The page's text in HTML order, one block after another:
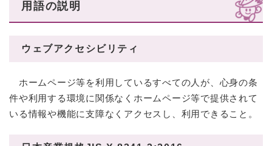
用語の説明
ウェブアクセシビリティ
ホームページ等を利用しているすべての人が、心身の条
件や利用する環境に関係なくホームページ等で提供されて
いる情報や機能に支障なくアクセスし、利用できること。